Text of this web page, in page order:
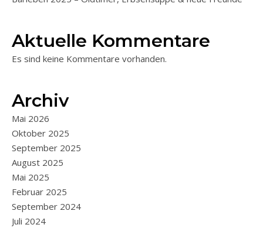
Aktuelle Kommentare
Es sind keine Kommentare vorhanden.
Archiv
Mai 2026
Oktober 2025
September 2025
August 2025
Mai 2025
Februar 2025
September 2024
Juli 2024